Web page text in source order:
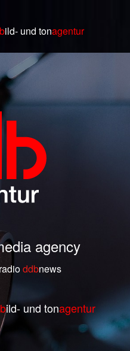
bild- und tonagentur
agency
ddbnews
bild- und tonagentur